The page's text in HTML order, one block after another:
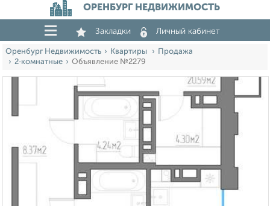
ОРЕНБУРГ НЕДВИЖИМОСТЬ
Закладки Личный кабинет
Оренбург Недвижимость Квартиры
Продажа
2‑комнатные
Объявление №2279